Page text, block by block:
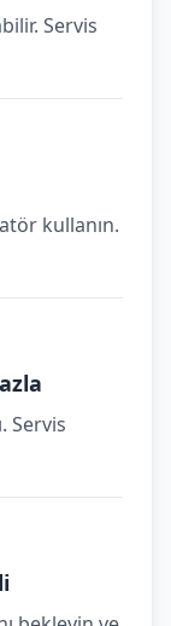
Servis
kullanın.
Servis